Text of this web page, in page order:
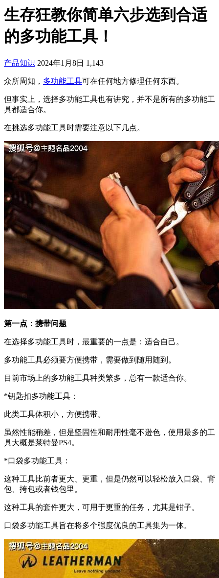
生存狂教你简单六步选到合适
的多功能工具！
产品知识 2024年1月8日 1,143
众所周知， 多功能工具可在任何地方修理任何东西。
但事实上，选择多功能工具也有讲究，并不是所有的多功能工
具都适合你。
在挑选多功能工具时需要注意以下几点。
第一点：携带问题
在选择多功能工具时，最重要的一点是：适合自己。
多功能工具必须要方便携带，需要做到随用随到。
目前市场上的多功能工具种类繁多，总有一款适合你。
*钥匙扣多功能工具：
此类工具体积小，方便携带。
虽然性能稍差，但是坚固性和耐用性毫不逊色，使用最多的工
具大概是莱特曼PS4。
*口袋多功能工具：
这种工具比前者更大、更重，但是仍然可以轻松放入口袋、背
包、挎包或者钱包里。
这种工具的套件更大，可用于更重的任务，尤其是钳子。
口袋多功能工具旨在将多个强度优良的工具集为一体。